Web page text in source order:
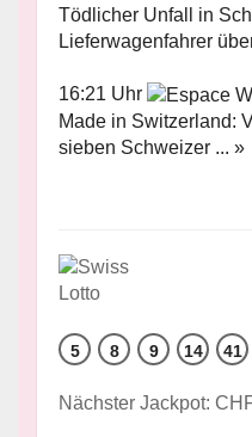
Tödlicher Unfall in
Lieferwagenfahrer
16:21 Uhr
Made in Switzerland:
sieben Schweizer ... »
5 8 9 14 41
Nächster Jackpot: